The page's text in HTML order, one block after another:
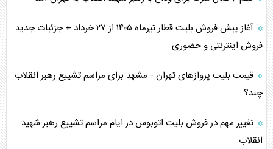
آغاز پیش فروش بلیت قطار تیرماه ۱۴۰۵ از ۲۷ خرداد + جزئیات جدید
فروش اینترنتی و حضوری
قیمت بلیت پرواز‌های تهران - مشهد برای مراسم تشییع رهبر انقلاب
چند؟
تغییر مهم در فروش بلیت اتوبوس در ایام مراسم تشییع رهبر شهید
انقلاب